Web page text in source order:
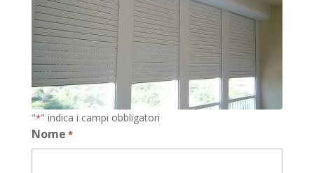
"*" indica i campi obbligatori
Nome *